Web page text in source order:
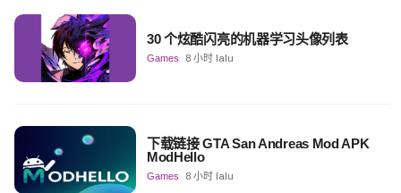
30 个炫酷闪亮的机器学习头像列表
Games 8 小时 lalu
下载链接 GTA San Andreas Mod APK
ModHello
Games 8 小时 lalu